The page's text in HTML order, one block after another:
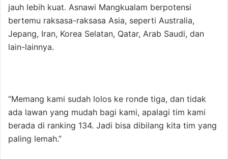
jauh lebih kuat. Asnawi Mangkualam berpotensi
bertemu raksasa-raksasa Asia, seperti Australia,
Jepang, Iran, Korea Selatan, Qatar, Arab Saudi, dan
lain-lainnya.
“Memang kami sudah lolos ke ronde tiga, dan tidak
ada lawan yang mudah bagi kami, apalagi tim kami
berada di ranking 134. Jadi bisa dibilang kita tim yang
paling lemah.”